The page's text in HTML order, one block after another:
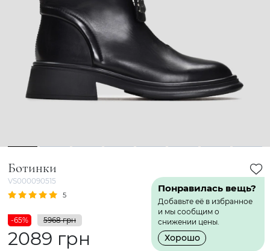
1 2 3 4 5 6 7 8
Ботинки
VS000090515
Понравилась вещь?
Добавьте её в избранное
и мы сообщим о
снижении цены.
Хорошо
5 1 Отзыв
-65% 5968 грн
2089 грн